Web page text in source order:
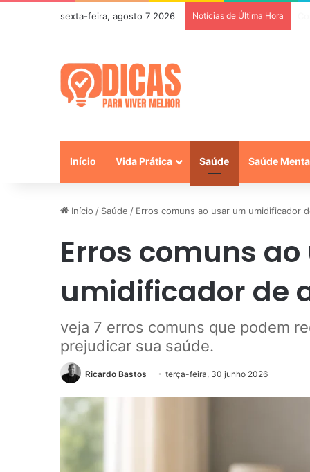
sexta-feira, agosto 7 2026 Notícias de Última Hora
Início Vida Prática Saúde Saúde
Início / Saúde / Erros comuns ao usar um umidificador
Erros comuns
umidificador de
veja 7 erros comuns que podem
prejudicar sua saúde.
Ricardo Bastos terça-feira, 30 junho 2026